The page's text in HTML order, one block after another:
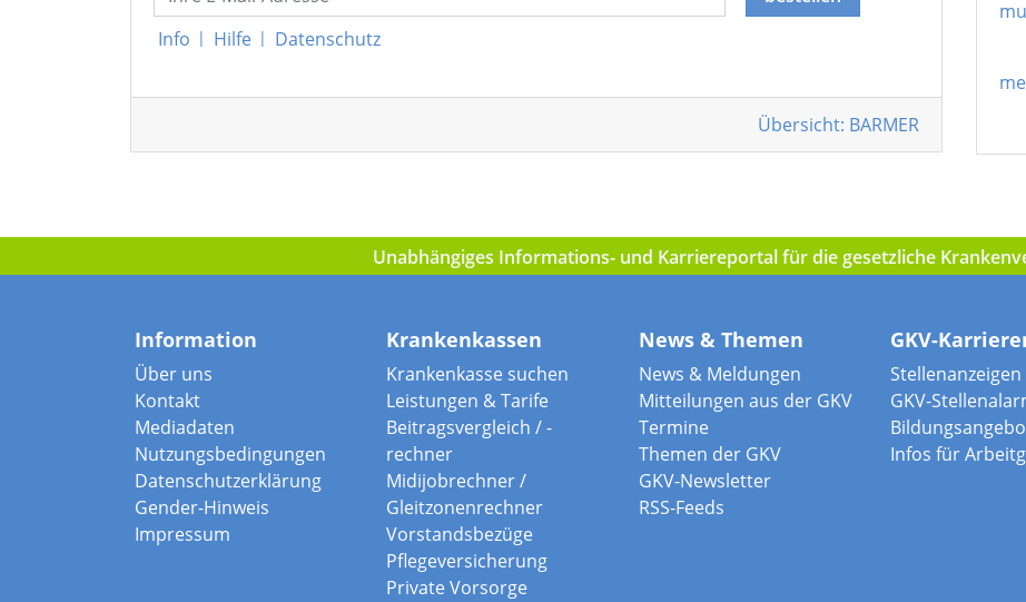
Info | Hilfe | Datenschutz
Übersicht: BARMER
Unabhängiges Informations- und Karriereportal für die gesetzliche
Information
Über uns
Kontakt
Mediadaten
Nutzungsbedingungen
Datenschutzerklärung
Gender-Hinweis
Impressum
Krankenkassen
Krankenkasse suchen
Leistungen & Tarife
Beitragsvergleich / -
rechner
Midijobrechner /
Gleitzonenrechner
Vorstandsbezüge
Pflegeversicherung
Private Vorsorge
News & Themen
News & Meldungen
Mitteilungen aus der GKV
Termine
Themen der GKV
GKV-Newsletter
RSS-Feeds
GKV-
Stellenanzeigen
GKV-
Infos für